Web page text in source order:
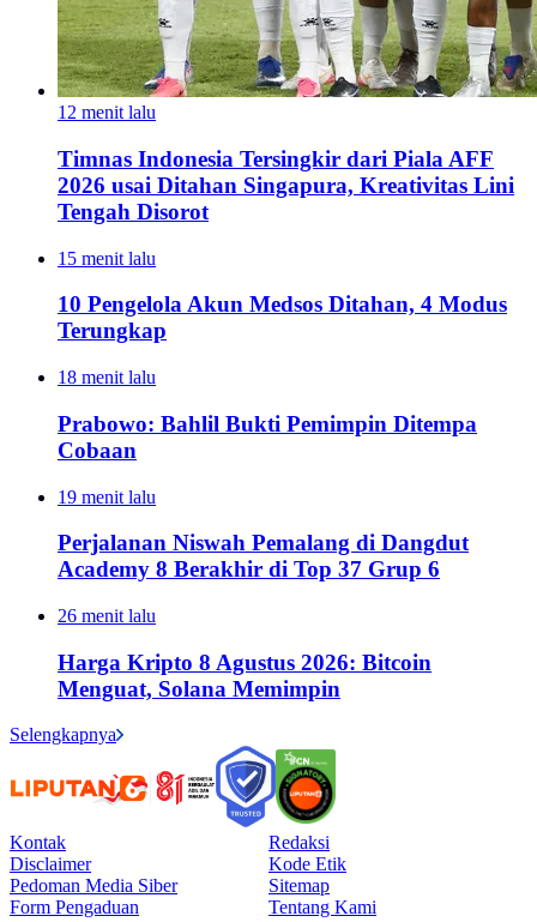
12 menit lalu
Timnas Indonesia Tersingkir dari Piala AFF
2026 usai Ditahan Singapura, Kreativitas Lini
Tengah Disorot
15 menit lalu
10 Pengelola Akun Medsos Ditahan, 4 Modus
Terungkap
18 menit lalu
Prabowo: Bahlil Bukti Pemimpin Ditempa
Cobaan
19 menit lalu
Perjalanan Niswah Pemalang di Dangdut
Academy 8 Berakhir di Top 37 Grup 6
26 menit lalu
Harga Kripto 8 Agustus 2026: Bitcoin
Menguat, Solana Memimpin
Selengkapnya
Kontak
Redaksi
Disclaimer
Kode Etik
Pedoman Media Siber
Sitemap
Form Pengaduan
Tentang Kami